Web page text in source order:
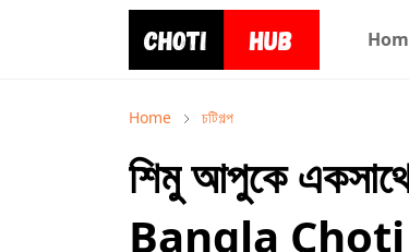
Home চটিগল্প
শিমু আপুকে একসাথে
Bangla